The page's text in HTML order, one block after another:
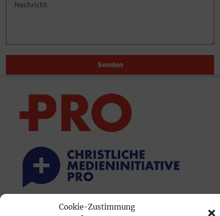
Cookie-Zustimmung
Senden
PRINTAUSGABE